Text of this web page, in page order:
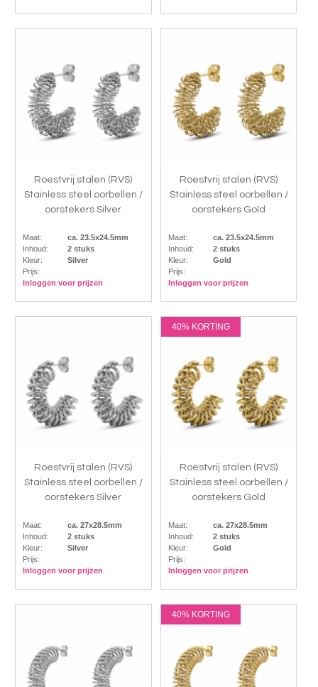
Roestvrij stalen (RVS)
Stainless steel oorbellen /
oorstekers Silver
Maat:
ca. 23.5x24.5mm
Inhoud:
2 stuks
Kleur:
Silver
Prijs:
Inloggen voor prijzen
Roestvrij stalen (RVS)
Stainless steel oorbellen /
oorstekers Gold
Maat:
ca. 23.5x24.5mm
Inhoud:
2 stuks
Kleur:
Gold
Prijs:
Inloggen voor prijzen
Roestvrij stalen (RVS)
Stainless steel oorbellen /
oorstekers Silver
Maat:
ca. 27x28.5mm
Inhoud:
2 stuks
Kleur:
Silver
Prijs:
Inloggen voor prijzen
40% KORTING
Roestvrij stalen (RVS)
Stainless steel oorbellen /
oorstekers Gold
Maat:
ca. 27x28.5mm
Inhoud:
2 stuks
Kleur:
Gold
Prijs:
Inloggen voor prijzen
40% KORTING